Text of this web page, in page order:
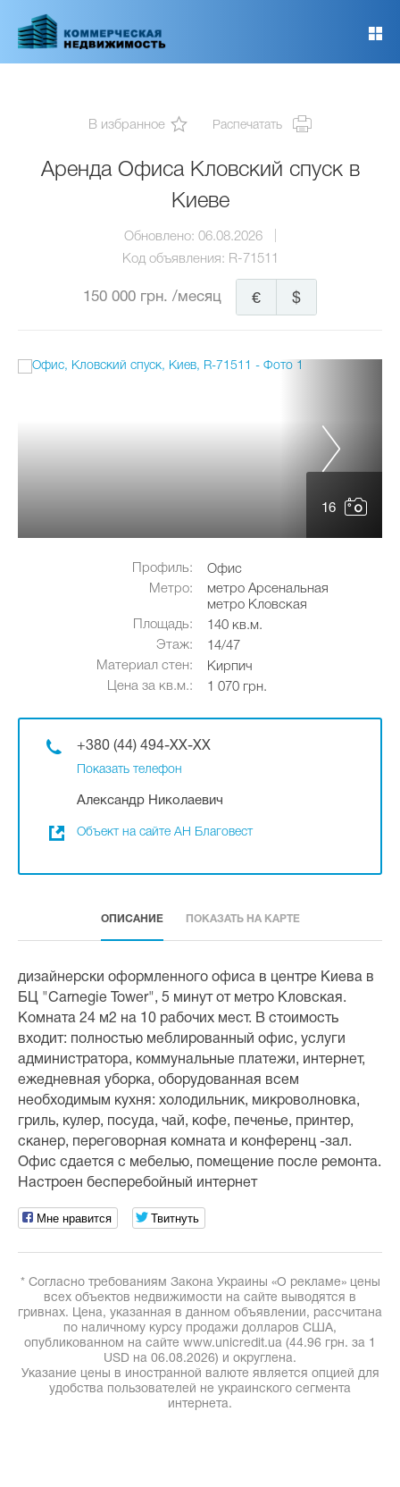
основному
В избранное Распечатать
Аренда Офиса Кловский спуск в
Киеве
Обновлено: 06.08.2026
Код объявления: R-71511
150 000 грн. /месяц $
€
16
Профиль:
Офис
Метро:
метро Арсенальная
метро Кловская
Площадь:
140 кв.м.
Этаж:
14/47
Материал стен:
Кирпич
Цена за кв.м.:
1 070 грн.
+380 (44) 494-XX-XX
Показать телефон
Александр Николаевич
Объект на сайте АН Благовест
ОПИСАНИЕ ПОКАЗАТЬ НА КАРТЕ
дизайнерски оформленного офиса в центре Киева в
БЦ "Carnegie Tower", 5 минут от метро Кловская.
Комната 24 м2 на 10 рабочих мест. В стоимость
входит: полностью меблированный офис, услуги
администратора, коммунальные платежи, интернет,
ежедневная уборка, оборудованная всем
необходимым кухня: холодильник, микроволновка,
гриль, кулер, посуда, чай, кофе, печенье, принтер,
сканер, переговорная комната и конференц -зал.
Офис сдается с мебелью, помещение после ремонта.
Настроен бесперебойный интернет
Мне нравится Твитнуть
* Согласно требованиям Закона Украины «О рекламе» цены
всех объектов недвижимости на сайте выводятся в
гривнах. Цена, указанная в данном объявлении, рассчитана
по наличному курсу продажи долларов США,
опубликованном на сайте www.unicredit.ua (44.96 грн. за 1
USD на 06.08.2026) и округлена.
Указание цены в иностранной валюте является опцией для
удобства пользователей не украинского сегмента
интернета.